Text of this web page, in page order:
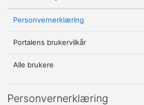
Personvernerklæring
Portalens brukervilkår
Alle brukere
Personvernerklæring